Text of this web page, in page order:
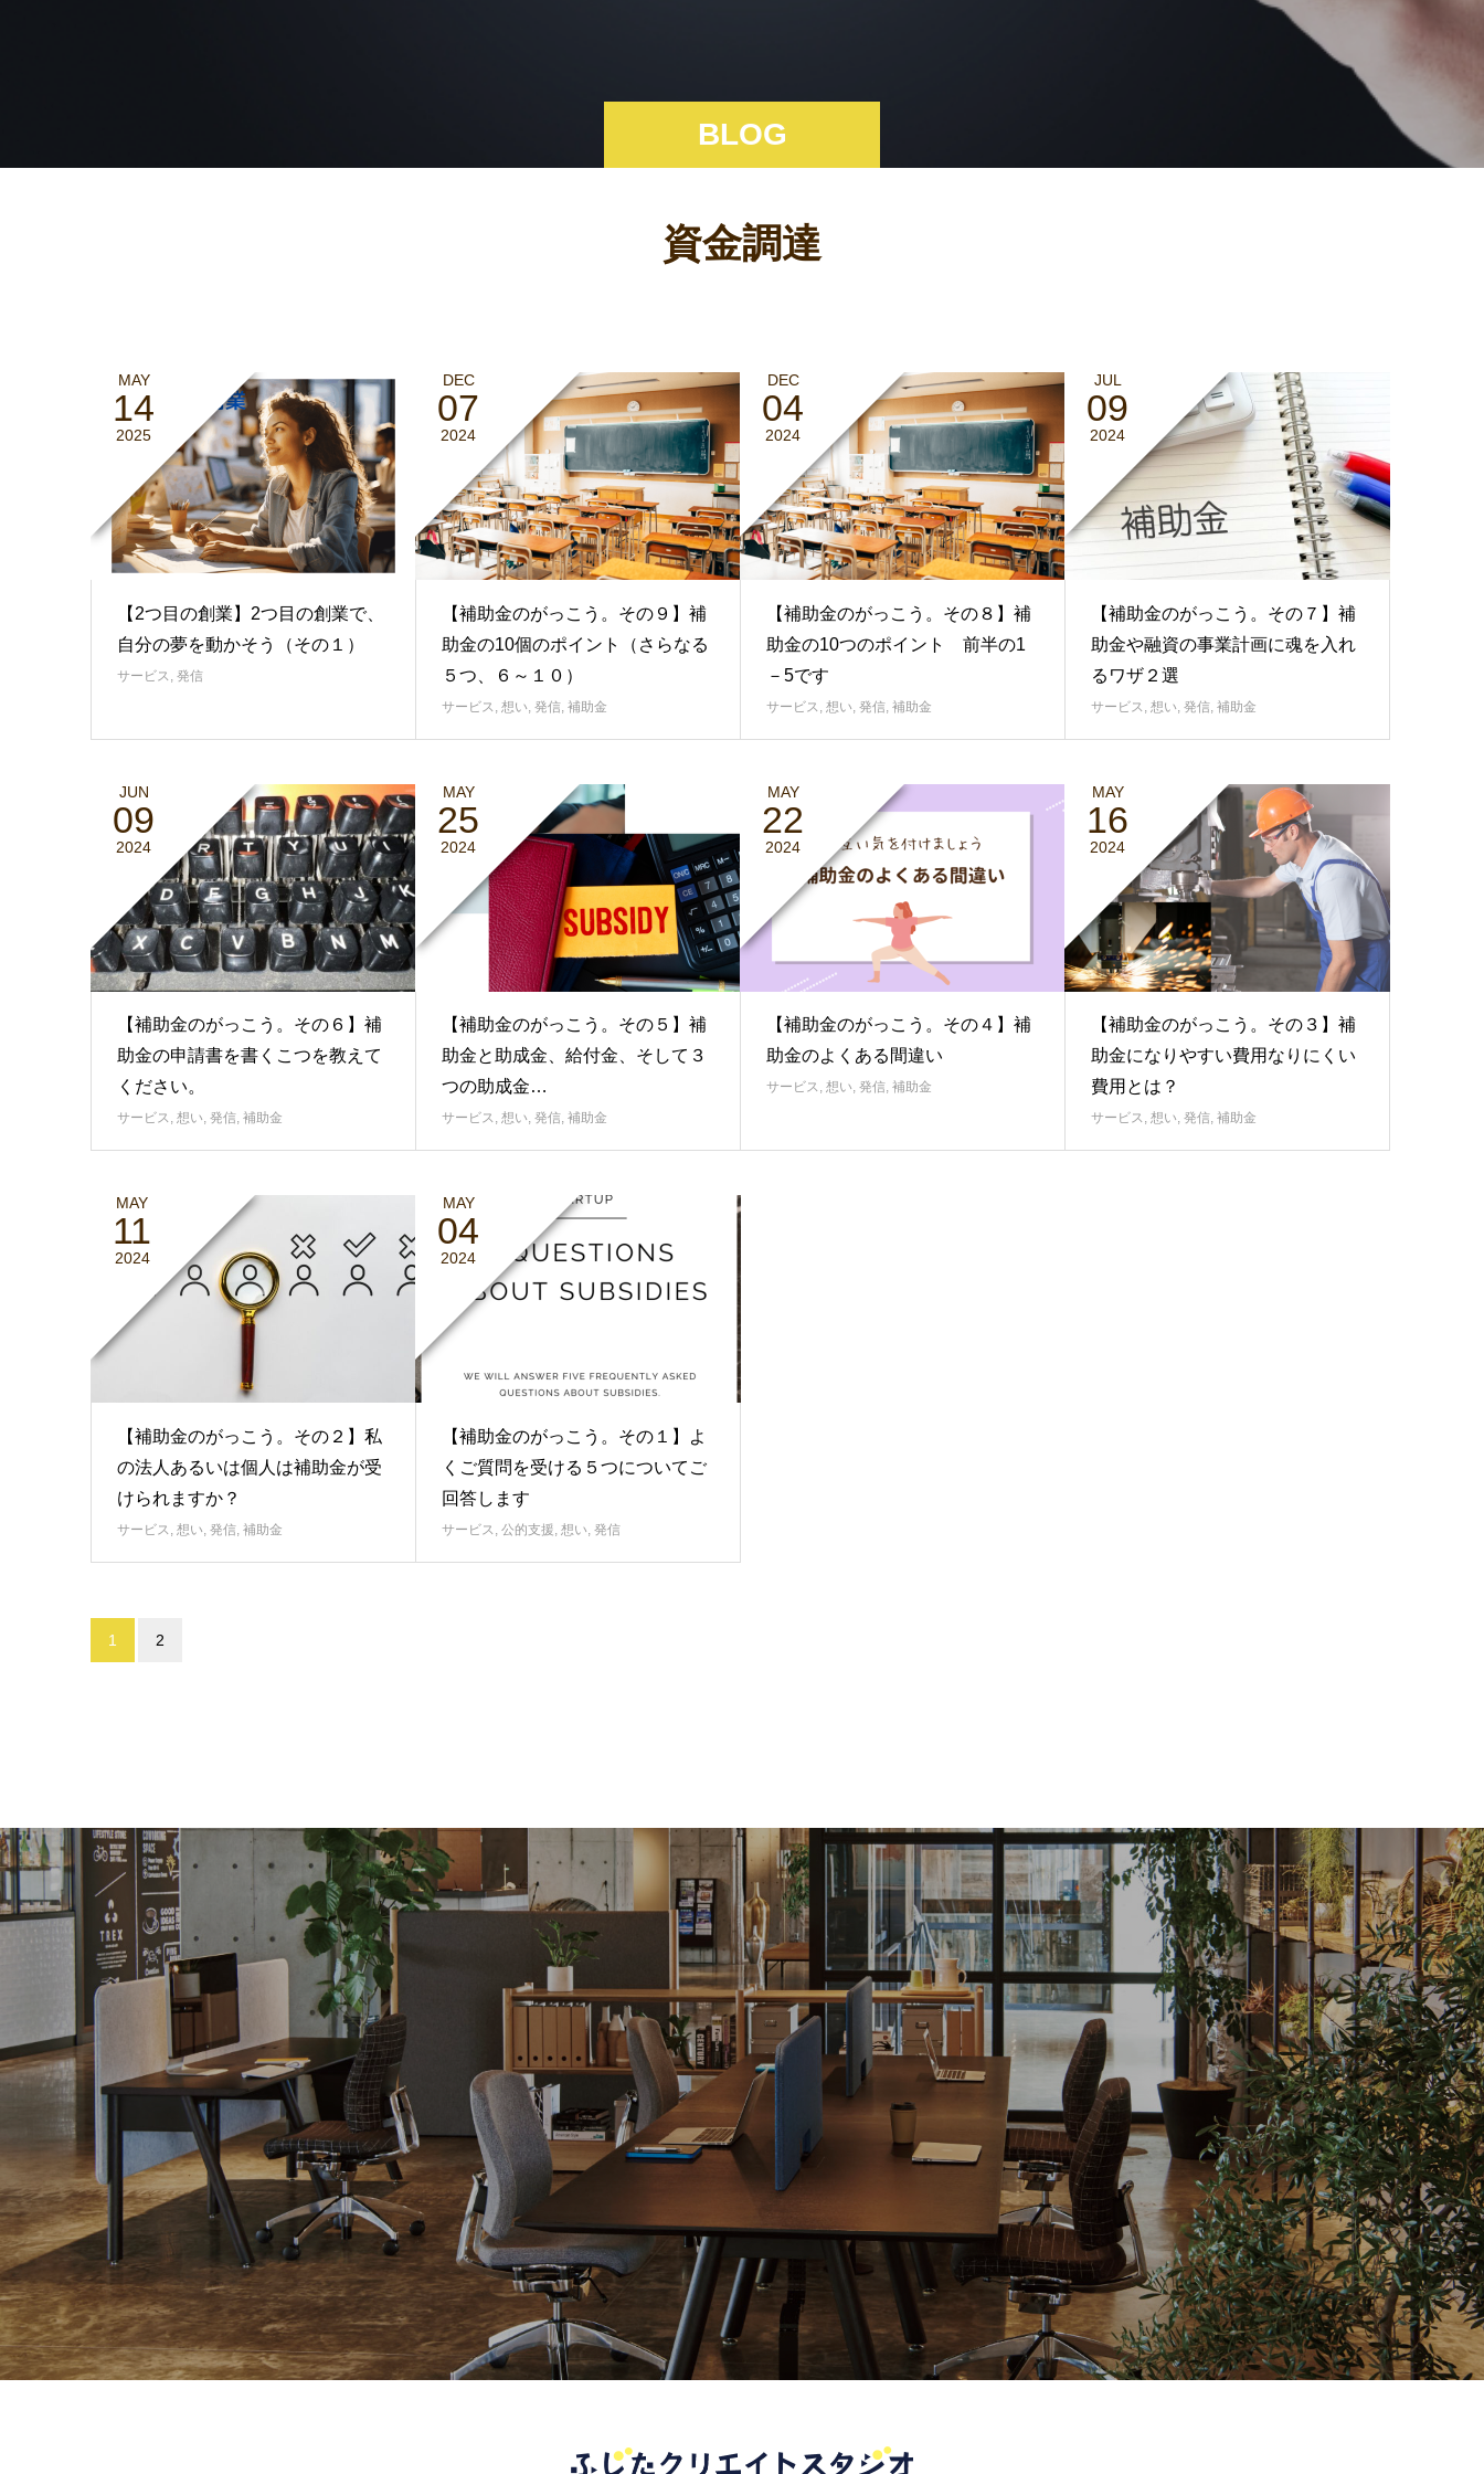
BLOG
資金調達
MAY
14
2025
【2つ目の創業】2つ目の創業で、
自分の夢を動かそう（その１）
サービス 発信
DEC
07
2024
【補助金のがっこう。その９】補
助金の10個のポイント（さらなる
５つ、６～１０）
サービス 想い 発信 補助金
DEC
04
2024
【補助金のがっこう。その８】補
助金の10つのポイント 前半の1
－5です
サービス 想い 発信 補助金
JUL
09
2024
【補助金のがっこう。その７】補
助金や融資の事業計画に魂を入れ
るワザ２選
サービス 想い 発信 補助金
JUN
09
2024
【補助金のがっこう。その６】補
助金の申請書を書くこつを教えて
ください。
サービス, 想い, 発信, 補助金
MAY
25
2024
【補助金のがっこう。その５】補
助金と助成金、給付金、そして３
つの助成金…
サービス, 想い, 発信, 補助金
MAY
22
2024
【補助金のがっこう。その４】補
助金のよくある間違い
サービス, 想い, 発信, 補助金
MAY
16
2024
【補助金のがっこう。その３】補
助金になりやすい費用なりにくい
費用とは？
サービス, 想い, 発信, 補助金
MAY
11
2024
【補助金のがっこう。その２】私
の法人あるいは個人は補助金が受
けられますか？
サービス 想い 発信 補助金
MAY
04
2024
【補助金のがっこう。その１】よ
くご質問を受ける５つについてご
回答します
サービス 公的支援 想い 発信
1 2